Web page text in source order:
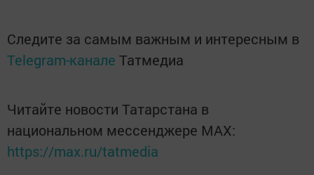
Следите за самым важным и интересным в
Telegram-канале Татмедиа
Читайте новости Татарстана в
национальном мессенджере MАХ:
https://max.ru/tatmedia